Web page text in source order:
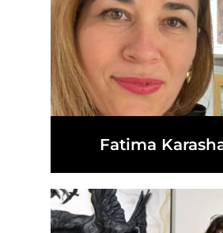
Fatima